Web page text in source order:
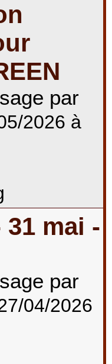
par
2026 à
31 mai -
par
04/2026